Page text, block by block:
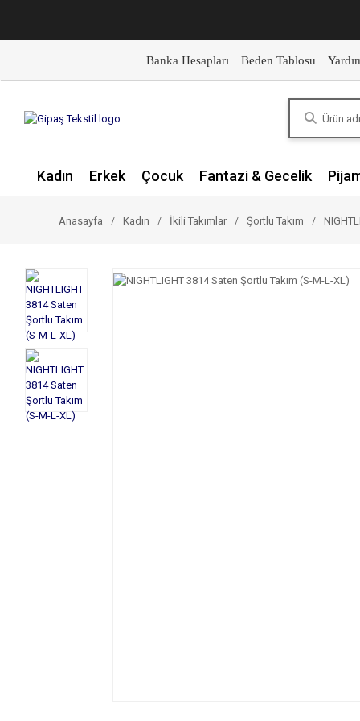
Banka Hesapları Beden Tablosu
Kadın Erkek Çocuk Fantazi & Gecelik
Anasayfa Kadın İkili Takımlar Şortlu Takım